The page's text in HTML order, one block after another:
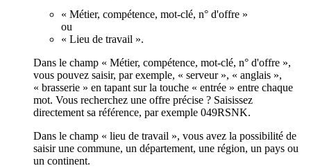
« Métier, compétence, mot-clé, n° d'offre »
ou
« Lieu de travail ».
Dans le champ « Métier, compétence, mot-clé, n° d'offre »,
vous pouvez saisir, par exemple, « serveur », « anglais »,
« brasserie » en tapant sur la touche « entrée » entre chaque
mot. Vous recherchez une offre précise ? Saisissez
directement sa référence, par exemple 049RSNK.
Dans le champ « lieu de travail », vous avez la possibilité de
saisir une commune, un département, une région, un pays ou
un continent.